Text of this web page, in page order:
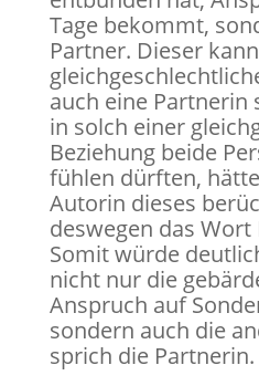
Tage bekommt,
Partner. Dieser
auch eine Partnerin
in solch einer
Beziehung beide
fühlen dürften,
Autorin dieses
deswegen das
Somit würde
nicht nur die
Anspruch auf
sondern auch die
sprich die Partnerin.